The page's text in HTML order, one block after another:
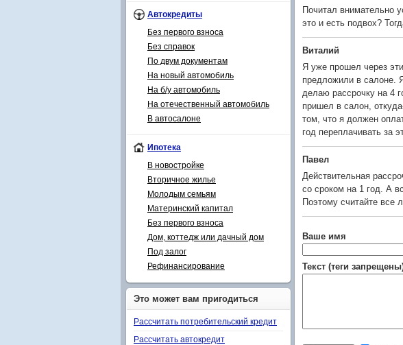
Почитал внимательно
это и есть подвох?
Виталий
Я уже прошел через
предложили в салоне.
делаю рассрочку на 4
пришел в салон,
том, что я должен
год переплачивать за
Павел
Действительная
со сроком на 1 год. А
Поэтому считайте
Ваше имя
Текст (теги
Автокредиты
Без первого взноса
Без справок
По двум документам
На новый автомобиль
На б/у автомобиль
На отечественный автомобиль
В автосалоне
Ипотека
В новостройке
Вторичное жилье
Молодым семьям
Материнский капитал
Без первого взноса
Дом, коттедж или дачный дом
Под залог
Рефинансирование
Это может вам пригодиться
Рассчитать потребительский кредит
Рассчитать автокредит